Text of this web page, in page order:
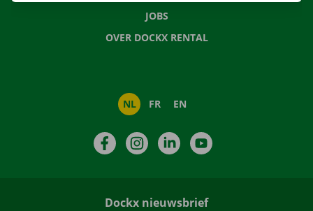
JOBS
OVER DOCKX RENTAL
NL FR EN
FacebookInstagramLinkedIn
Dockx nieuwsbrief